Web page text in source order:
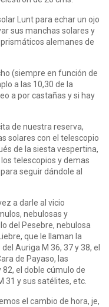
Lunt para echar un ojo
sus manchas solares y
alemanes de
(siempre en función de
a las 10,30 de la
a por castañas y si hay
de nuestra reserva,
solares con el telescopio
de la siesta vespertina,
telescopios y demas
seguir dándole al
a darle al vicio
nebulosas y
del Pesebre, nebulosa
que le llaman la
Auriga M 36, 37 y 38, el
de Payaso, las
el doble cúmulo de
31 y sus satélites, etc.
el cambio de hora, je,